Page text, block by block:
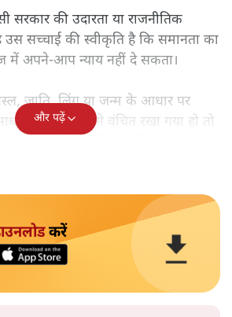
सरकार की उदारता या राजनीतिक
उस सच्चाई की स्वीकृति है कि समानता का
में अपने-आप न्याय नहीं दे सकता।
जाति, लिंग या जन्म के आधार पर
और सम्मान से वंचित रखा गया हो तो
देने से स्थिति नहीं बदलती।
और पढ़ें
करें